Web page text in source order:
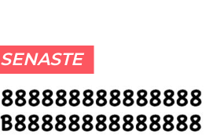
SENASTE